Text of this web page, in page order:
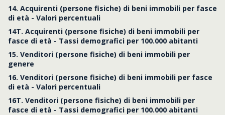
14. Acquirenti (persone fisiche) di beni immobili per fasce
di età - Valori percentuali
14T. Acquirenti (persone fisiche) di beni immobili per
fasce di età - Tassi demografici per 100.000 abitanti
15. Venditori (persone fisiche) di beni immobili per
genere
16. Venditori (persone fisiche) di beni immobili per fasce
di età - Valori percentuali
16T. Venditori (persone fisiche) di beni immobili per
fasce di età - Tassi demografici per 100.000 abitanti